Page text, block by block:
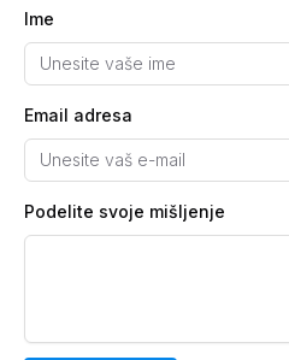
Ime
Email adresa
Podelite svoje mišljenje